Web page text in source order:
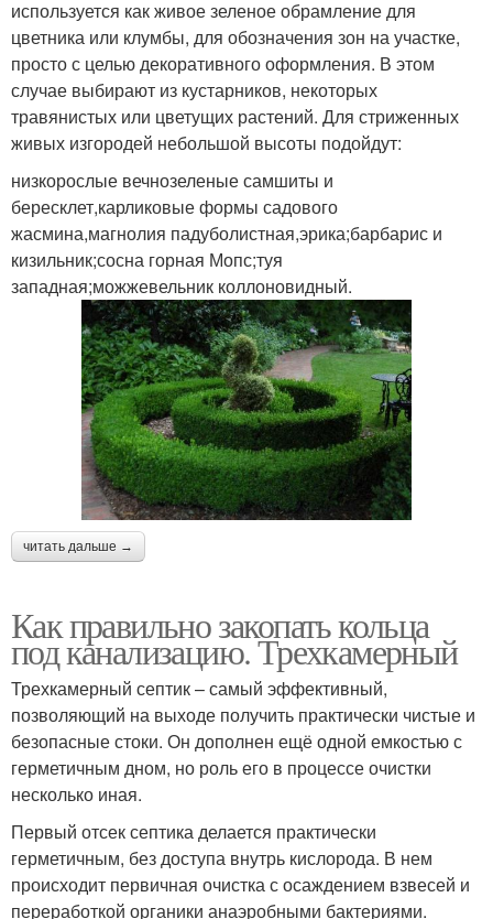
используется как живое зеленое обрамление для
цветника или клумбы, для обозначения зон на участке,
просто с целью декоративного оформления. В этом
случае выбирают из кустарников, некоторых
травянистых или цветущих растений. Для стриженных
живых изгородей небольшой высоты подойдут:
низкорослые вечнозеленые самшиты и
бересклет,карликовые формы садового
жасмина,магнолия падуболистная,эрика;барбарис и
кизильник;сосна горная Мопс;туя
западная;можжевельник коллоновидный.
читать дальше →
Как правильно закопать кольца
под канализацию. Трехкамерный
Трехкамерный септик – самый эффективный,
позволяющий на выходе получить практически чистые и
безопасные стоки. Он дополнен ещё одной емкостью с
герметичным дном, но роль его в процессе очистки
несколько иная.
Первый отсек септика делается практически
герметичным, без доступа внутрь кислорода. В нем
происходит первичная очистка с осаждением взвесей и
переработкой органики анаэробными бактериями.